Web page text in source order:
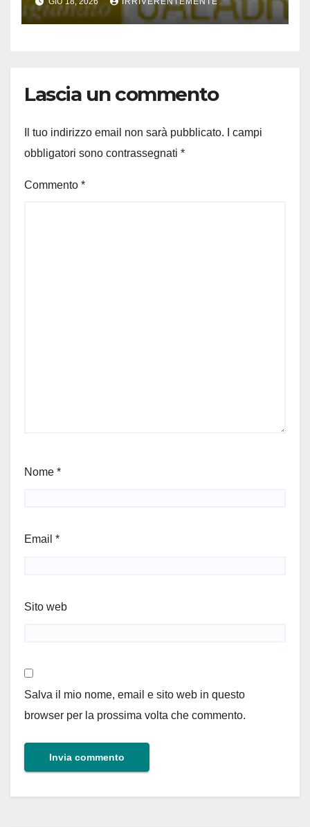
Lascia un commento
Il tuo indirizzo email non sarà pubblicato.
I campi
obbligatori sono contrassegnati *
Commento *
Nome *
Email *
Sito web
Salva il mio nome, email e sito web in questo
browser per la prossima volta che commento.